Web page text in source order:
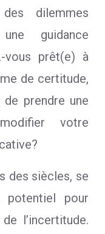
dilemmes
guidance
vous prêt(e) à
de certitude,
de prendre une
votre
des siècles, se
potentiel pour
l’incertitude.